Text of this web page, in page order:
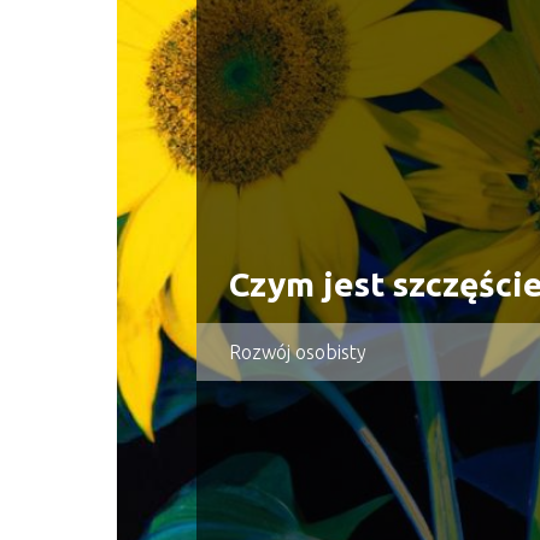
Czym jest
Rozwój osobisty